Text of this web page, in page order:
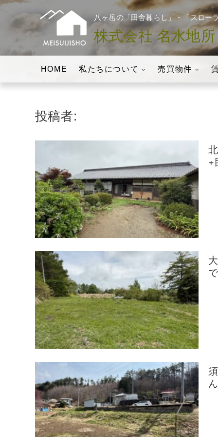
株式会社名水地所│
現」をお手伝い
八ヶ岳の「田舎暮らし」・「スローライフの実現」をお手伝いしま
八ヶ岳の「田舎暮らし」・「スロー
株式会社 名水地所
HOME 私たちについて 売買物件
投稿者:
+